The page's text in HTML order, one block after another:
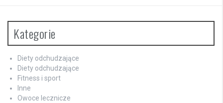
Kategorie
Diety odchudzające
Diety odchudzające
Fitness i sport
Inne
Owoce lecznicze